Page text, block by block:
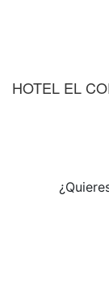
HOTEL EL